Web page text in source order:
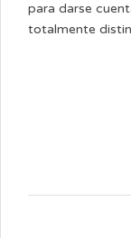
para darse
totalmente